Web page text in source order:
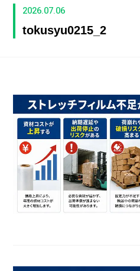
2026.07.06
tokusyu0215_2